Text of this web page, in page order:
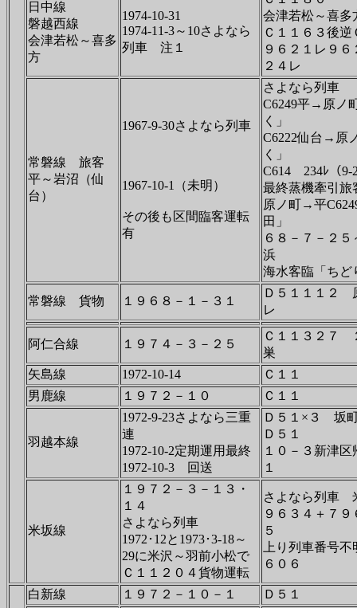
日中線
磐越西線
会津若松～喜多
方
1974-10-31
1974-11-3～10さよなら
列車 注１
会津若松～喜
Ｃ１１６３後
９６２１レ９
２４レ
常磐線 旅客
平～岩沼（仙
台）
1967-9-30さよなら列車
1967-10-1（未明）
その後も区間臨客運転
有
さよなら列車
C6249平→原ノ
く」
C6222仙台→原
く」
C614 234ﾚ（9-
最終蒸機牽引
原ノ町→平
田」
６８－７－２
浜
海水客臨「ち
常磐線 貨物 １９６８－１－３１
Ｄ５１１１２
レ
阿仁合線 １９７４－３－２５
Ｃ１１３２７
巣
矢島線
1972-10-14
Ｃ１１
男鹿線
１９７２－１０ Ｃ１１
羽越本線
1972-9-23さよなら三重
連
1972-10-2定期運用最終
1972-10-3 回送
Ｄ５１×３ 坂
Ｄ５１
１０－３新津
１
米坂線
１９７２－３－１３・
１４
さよなら列車
1972･12と1973･3-18～
29に米沢～羽前小松で
Ｃ１１２０４貨物運転
さよなら列車
９６３４＋７
５
上り列車番号
６０６
白新線 １９７２－１０－１ Ｄ５１